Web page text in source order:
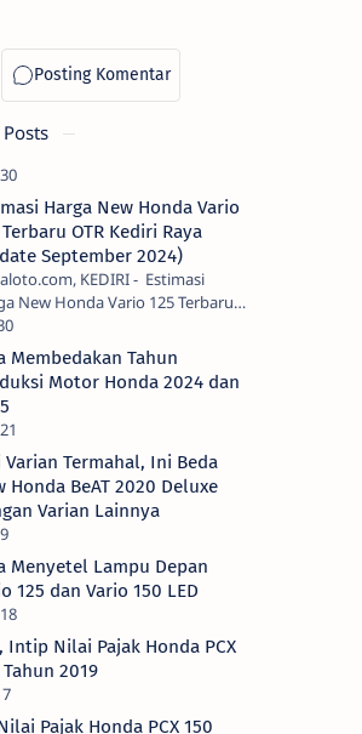
Harga New Honda Vario
OTR Kediri Raya
September 2024)
KEDIRI - Estimasi
New Honda Vario 125 Terbaru
Kediri Raya (Update September
Brosis sekalian, PT Astra Honda
(AH…
Membedakan Tahun
Motor Honda 2024 dan
Varian Termahal, Ini Beda
Honda BeAT 2020 Deluxe
Varian Lainnya
Menyetel Lampu Depan
125 dan Vario 150 LED
Intip Nilai Pajak Honda PCX
Tahun 2019
Pajak Honda PCX 150